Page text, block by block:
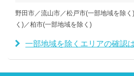
野田市／流山市／松戸市(一部地域を除
く)／柏市(一部地域を除く)
一部地域を除くエリアの確認